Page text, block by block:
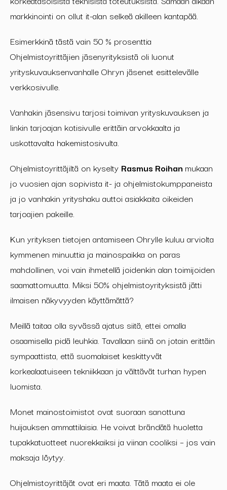
markkinointi on ollut it-alan selkeä akilleen kantapää.
Esimerkkinä tästä vain 50 % prosenttia
Ohjelmistoyrittäjien jäsenyrityksistä oli luonut
yrityskuvauksenvanhalle Ohryn jäsenet esittelevälle
verkkosivulle.
Vanhakin jäsensivu tarjosi toimivan yrityskuvauksen ja
linkin tarjoajan kotisivulle erittäin arvokkaalta ja
uskottavalta hakemistosivulta.
Ohjelmistoyrittäjiltä on kyselty Rasmus Roihan mukaan
jo vuosien ajan sopivista it- ja ohjelmistokumppaneista
ja jo vanhakin yrityshaku auttoi asiakkaita oikeiden
tarjoajien pakeille.
Kun yrityksen tietojen antamiseen Ohrylle kuluu arviolta
kymmenen minuuttia ja mainospaikka on paras
mahdollinen, voi vain ihmetellä joidenkin alan toimijoiden
saamattomuutta. Miksi 50% ohjelmistoyrityksistä jätti
ilmaisen näkyvyyden käyttämättä?
Meillä taitaa olla syvässä ajatus siitä, ettei omalla
osaamisella pidä leuhkia. Tavallaan siinä on jotain erittäin
sympaattista, että suomalaiset keskittyvät
korkealaatuiseen tekniikkaan ja välttävät turhan hypen
luomista.
Monet mainostoimistot ovat suoraan sanottuna
huijauksen ammattilaisia. He voivat brändätä huoletta
tupakkatuotteet nuorekkaiksi ja viinan cooliksi – jos vain
maksaja löytyy.
Ohjelmistoyrittäjät ovat eri maata. Tätä maata ei ole